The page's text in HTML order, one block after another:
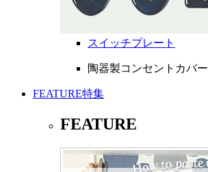
スイッチプレート
陶器製コンセントカバー
FEATURE特集
FEATURE